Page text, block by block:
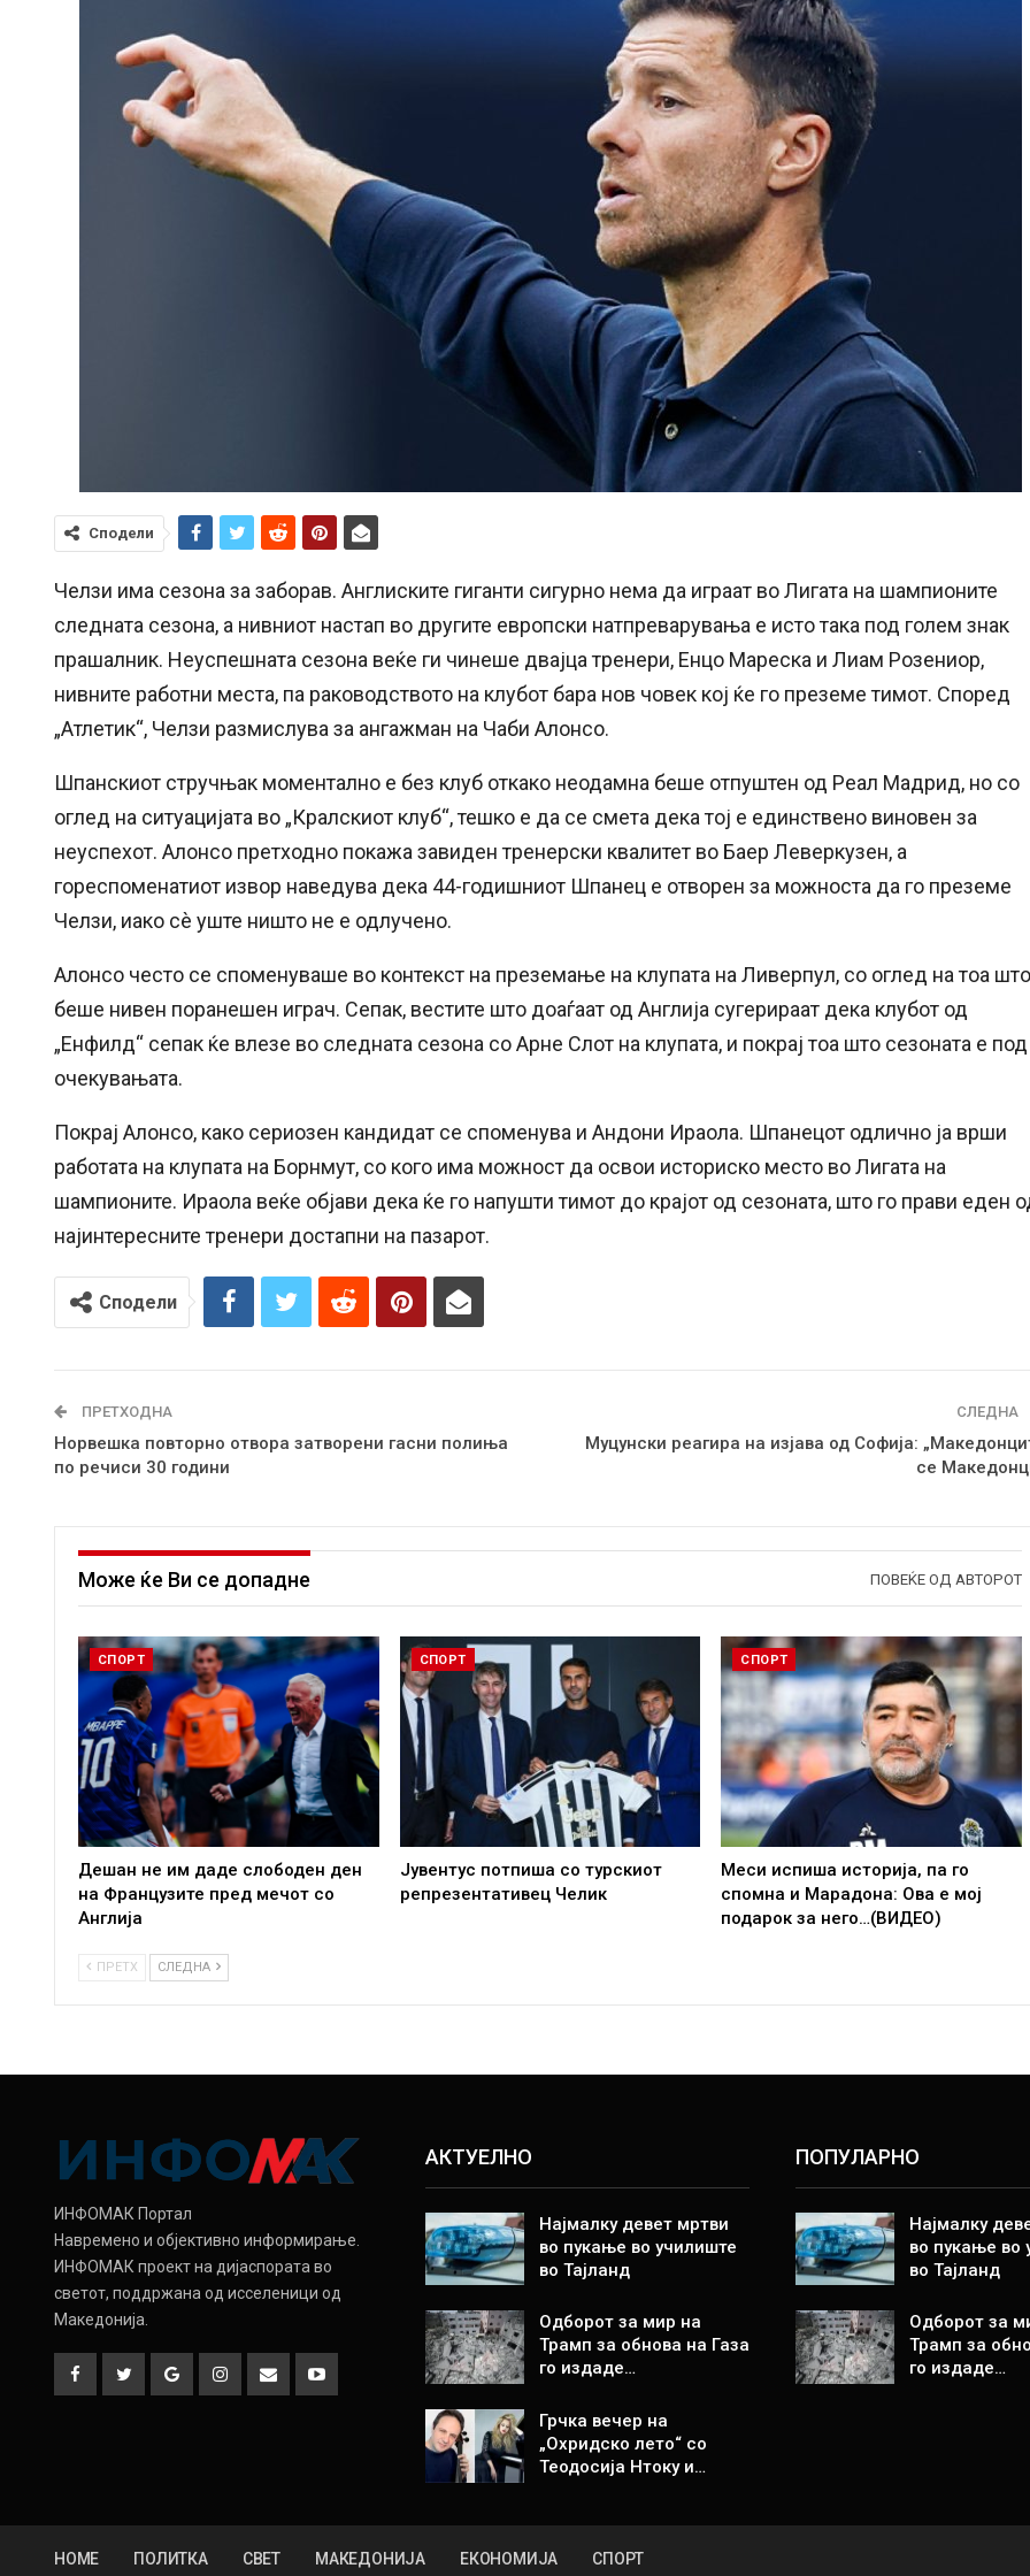
Сподели
Челзи има сезона за заборав. Англиските гиганти сигурно нема да играат во Лигата на шампионите
следната сезона, а нивниот настап во другите европски натпреварувања е исто така под голем знак
прашалник. Неуспешната сезона веќе ги чинеше двајца тренери, Енцо Мареска и Лиам Розениор,
нивните работни места, па раководството на клубот бара нов човек кој ќе го преземе тимот. Според
„Атлетик“, Челзи размислува за ангажман на Чаби Алонсо.
Шпанскиот стручњак моментално е без клуб откако неодамна беше отпуштен од Реал Мадрид, но со
оглед на ситуацијата во „Кралскиот клуб“, тешко е да се смета дека тој е единствено виновен за
неуспехот. Алонсо претходно покажа завиден тренерски квалитет во Баер Леверкузен, а
гореспоменатиот извор наведува дека 44-годишниот Шпанец е отворен за можноста да го преземе
Челзи, иако сè уште ништо не е одлучено.
Алонсо често се споменуваше во контекст на преземање на клупата на Ливерпул, со оглед на тоа што
беше нивен поранешен играч. Сепак, вестите што доаѓаат од Англија сугерираат дека клубот од
„Енфилд“ сепак ќе влезе во следната сезона со Арне Слот на клупата, и покрај тоа што сезоната е под
очекувањата.
Покрај Алонсо, како сериозен кандидат се споменува и Андони Ираола. Шпанецот одлично ја врши
работата на клупата на Борнмут, со кого има можност да освои историско место во Лигата на
шампионите. Ираола веќе објави дека ќе го напушти тимот до крајот од сезоната, што го прави еден
најинтересните тренери достапни на пазарот.
Сподели
ПРЕТХОДНА
Норвешка повторно отвора затворени гасни полиња
по речиси 30 години
СЛЕДНА
Муцунски реагира на изјава од Софија:
се
Може ќе Ви се допадне ПОВЕЌЕ ОД АВТОРОТ
СПОРТ
Дешан не им даде слободен ден
на Французите пред мечот со
Англија
СПОРТ
Јувентус потпиша со турскиот
репрезентативец Челик
СПОРТ
Меси испиша историја, па го
спомна и Марадона: Ова е мој
подарок за него…(ВИДЕО)
ПРЕТХ СЛЕДНА
ИНФОМАК Портал
Навремено и објективно информирање.
ИНФОМАК проект на дијаспората во
светот, поддржана од исселеници од
Македонија.
АКТУЕЛНО
Најмалку девет мртви
во пукање во училиште
во Тајланд
Одборот за мир на
Трамп за обнова на Газа
го издаде…
Грчка вечер на
„Охридско лето“ со
Теодосија Нтоку и…
ПОПУЛАРНО
Најмалку
во пукање во
во Тајланд
Одборот за
Трамп за
го издаде…
HOME ПОЛИТКА СВЕТ МАКЕДОНИЈА ЕКОНОМИЈА СПОРТ